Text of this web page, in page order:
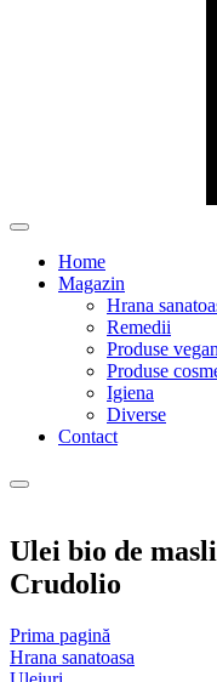
Home
Magazin
Hrana
Remedii
Produse
Produse
Igiena
Diverse
Contact
Ulei bio de
Crudolio
Prima pagină
Hrana sanatoasa